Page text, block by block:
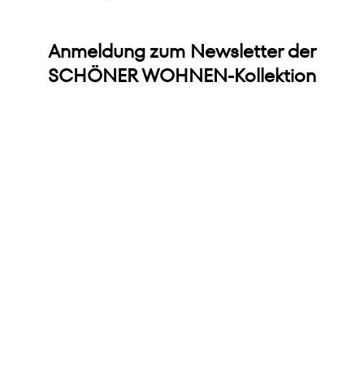
Anmeldung zum Newsletter der
SCHÖNER WOHNEN-Kollektion